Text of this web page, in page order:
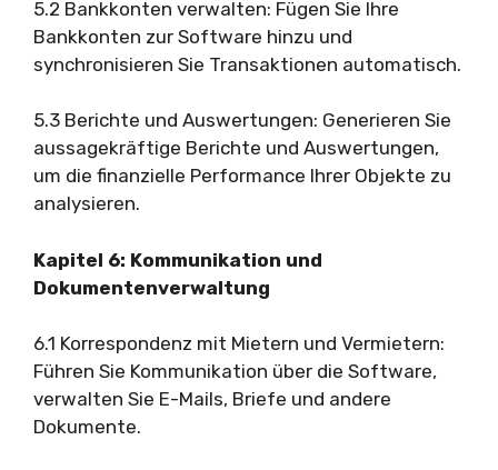
5.2 Bankkonten verwalten: Fügen Sie Ihre
Bankkonten zur Software hinzu und
synchronisieren Sie Transaktionen automatisch.
5.3 Berichte und Auswertungen: Generieren Sie
aussagekräftige Berichte und Auswertungen,
um die finanzielle Performance Ihrer Objekte zu
analysieren.
Kapitel 6: Kommunikation und
Dokumentenverwaltung
6.1 Korrespondenz mit Mietern und Vermietern:
Führen Sie Kommunikation über die Software,
verwalten Sie E-Mails, Briefe und andere
Dokumente.